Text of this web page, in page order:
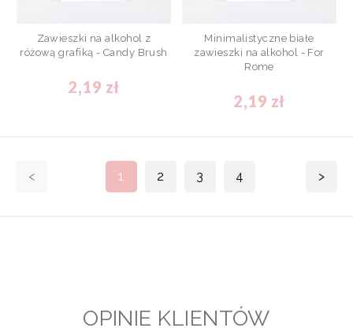
Zawieszki na alkohol z
różową grafiką - Candy Brush
2,19 zł
Minimalistyczne białe
zawieszki na alkohol - For
Rome
2,19 zł
< 1 2 3 4 >
OPINIE KLIENTÓW